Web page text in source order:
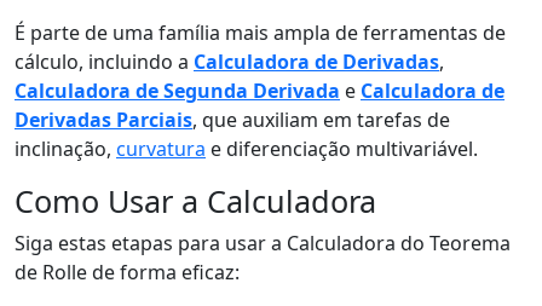
É parte de uma família mais ampla de ferramentas de
cálculo, incluindo a Calculadora de Derivadas,
Calculadora de Segunda Derivada e Calculadora de
Derivadas Parciais, que auxiliam em tarefas de
inclinação, curvatura e diferenciação multivariável.
Como Usar a Calculadora
Siga estas etapas para usar a Calculadora do Teorema
de Rolle de forma eficaz: